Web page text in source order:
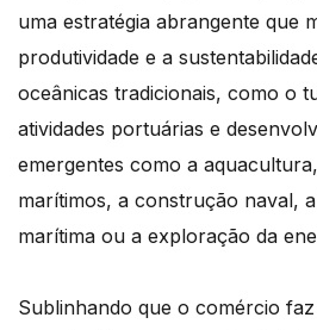
uma estratégia abrangente que
produtividade e a
oceânicas tradicionais, como o
atividades portuárias e
emergentes como a
marítimos, a construção naval,
marítima ou a exploração da
Sublinhando que o comércio